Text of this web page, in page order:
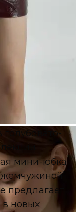
мини-юбка
жемчужиной
предлагает
в новых